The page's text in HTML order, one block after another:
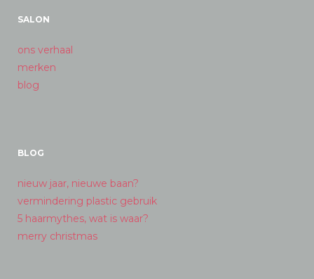
SALON
ons verhaal
merken
blog
BLOG
nieuw jaar, nieuwe baan?
vermindering plastic gebruik
5 haarmythes, wat is waar?
merry christmas